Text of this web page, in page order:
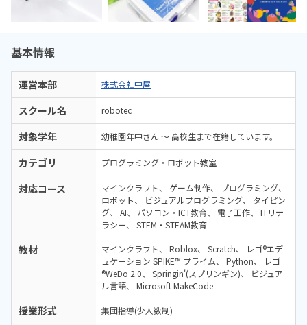
基本情報
運営本部 株式会社中屋
スクール名 robotec
対象学年 幼稚園年中さん ～ 高校生まで在籍しています。
カテゴリ プログラミング・ロボット教室
対応コース マインクラフト ゲーム制作
プログラミング
ロボット
ビジュアルプログラミング
タイピン
グ
AI パソコン・ICT教育 電子工作
ITリテ
ラシー
STEM・STEAM教育
教材 マインクラフト Roblox Scratch
レゴ®エデ
ュケーション SPIKE™ プライム
Python
レゴ
®WeDo 2.0
Springin'(スプリンギン)
ビジュア
ル言語
Microsoft MakeCode
授業形式 集団指導(少人数制)